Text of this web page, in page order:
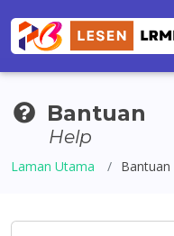
Bantuan
Help
Laman Utama Bantuan